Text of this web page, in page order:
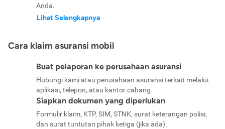
Anda.
Lihat Selengkapnya
Cara klaim asuransi mobil
Buat pelaporan ke perusahaan asuransi
Hubungi kami atau perusahaan asuransi terkait melalui
aplikasi, telepon, atau kantor cabang.
Siapkan dokumen yang diperlukan
Formulir klaim, KTP, SIM, STNK, surat keterangan polisi,
dan surat tuntutan pihak ketiga (jika ada).